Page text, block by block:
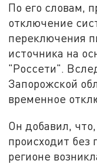
По его словам,
отключение
переключения
источника на
"Россети".
Запорожской
временное
Он добавил,
происходит без
регионе